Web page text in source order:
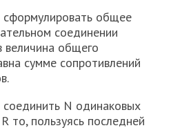
общее
соединении
величина общего
сумме сопротивлений
N одинаковых
то, пользуясь последней